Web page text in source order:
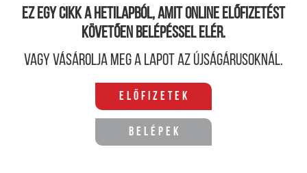
Ez egy cikk a hetilapból, amit online előfizetést
követően belépéssel elér.
Vagy vásárolja meg a lapot az újságárusoknál.
Előfizetek
Belépek